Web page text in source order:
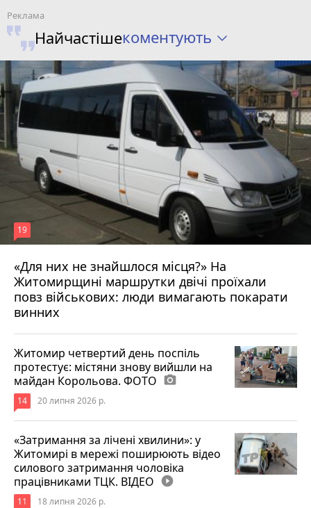
Найчастішекоментують
«Для них не знайшлося місця?» На
Житомирщині маршрутки двічі проїхали
повз військових: люди вимагають покарати
винних
19
17 липня 2026 р.
Житомир четвертий день поспіль
протестує: містяни знову вийшли на
майдан Корольова. ФОТО photo_camera
14 20 липня 2026 р.
«Затримання за лічені хвилини»: у
Житомирі в мережі поширюють відео
силового затримання чоловіка
працівниками ТЦК. ВІДЕО play_circle_filled
11 18 липня 2026 р.